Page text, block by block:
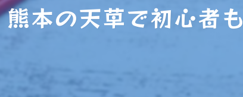
熊本の天草で初心者